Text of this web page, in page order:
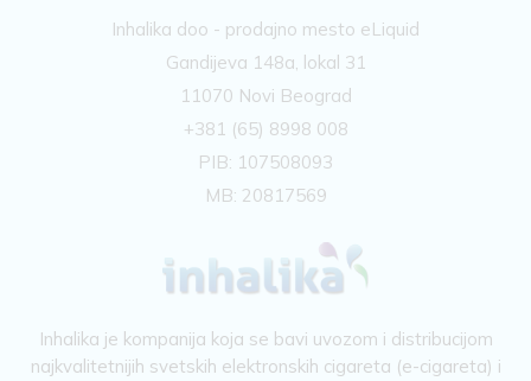
Inhalika doo - prodajno mesto eLiquid
Gandijeva 148a, lokal 31
11070 Novi Beograd
+381 (65) 8998 008
PIB: 107508093
MB: 20817569
Inhalika je kompanija koja se bavi uvozom i distribucijom
najkvalitetnijih svetskih elektronskih cigareta (e-cigareta) i